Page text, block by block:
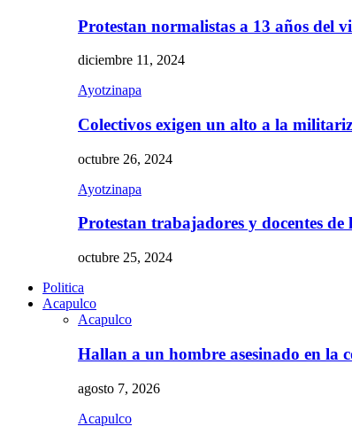
Protestan normalistas a 13 años del
diciembre 11, 2024
Ayotzinapa
Colectivos exigen un alto a la
octubre 26, 2024
Ayotzinapa
Protestan trabajadores y docentes
octubre 25, 2024
Politica
Acapulco
Acapulco
Hallan a un hombre asesinado en la
agosto 7, 2026
Acapulco